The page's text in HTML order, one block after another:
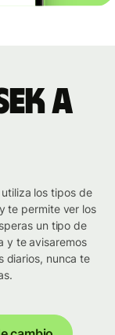
a
los tipos de
te permite ver los
un tipo de
y te avisaremos
diarios, nunca te